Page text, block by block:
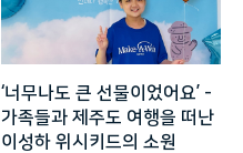
‘너무나도 큰 선물이었어요’ -
가족들과 제주도 여행을 떠난
이성하 위시키드의 소원